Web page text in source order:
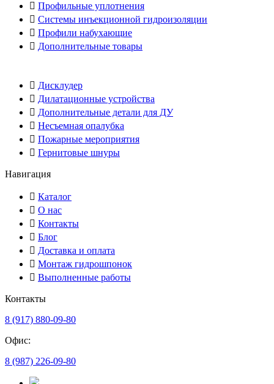
Профильные уплотнения
Системы инъекционной гидроизоляции
Профили набухающие
Дополнительные товары
Дисклудер
Дилатационные устройства
Дополнительные детали для ДУ
Несъемная опалубка
Пожарные мероприятия
Гернитовые шнуры
Навигация
Каталог
О нас
Контакты
Блог
Доставка и оплата
Монтаж гидрошпонок
Выполненные работы
Контакты
8 (917) 880-09-80
Офис:
8 (987) 226-09-80